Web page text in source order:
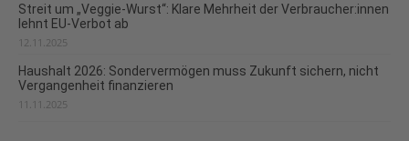
Streit um „Veggie-Wurst“: Klare Mehrheit der Verbraucher:innen
lehnt EU-Verbot ab
12.11.2025
Haushalt 2026: Sondervermögen muss Zukunft sichern, nicht
Vergangenheit finanzieren
11.11.2025